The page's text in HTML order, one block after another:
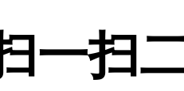
一扫